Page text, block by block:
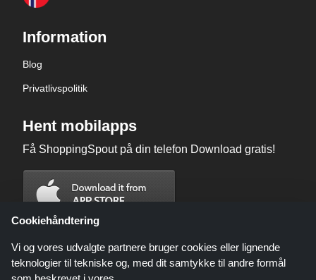
Information
Blog
Privatlivspolitik
Hent mobilapps
Få ShoppingSpout på din telefon Download gratis!
Cookiehåndtering
Vi og vores udvalgte partnere bruger cookies eller lignende
teknologier til tekniske og, med dit samtykke til andre formål